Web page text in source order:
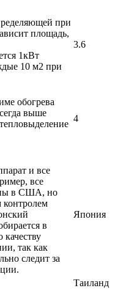
при
площадь,
1кВт
10 м2 при
3.6
обогрева
выше
4
и все
все
в США, но
контролем
в
качеству
так как
следит за
Япония
Таиланд